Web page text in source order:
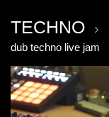
TECHNO
dub techno live jam